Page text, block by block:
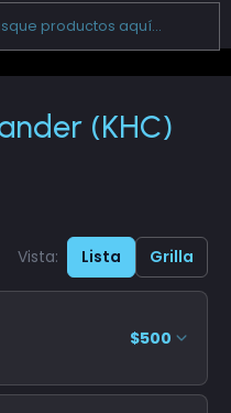
(KHC)
Vista: Lista Grilla
$500